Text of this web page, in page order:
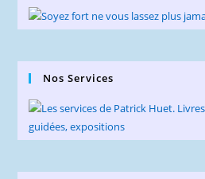
Nos Services